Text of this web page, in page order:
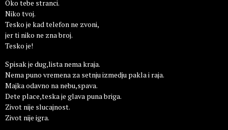
Oko tebe stranci.
Niko tvoj.
Tesko je kad telefon ne zvoni,
jer ti niko ne zna broj.
Tesko je!
Spisak je dug,lista nema kraja.
Nema puno vremena za setnju izmedju pakla i raja.
Majka odavno na nebu,spava.
Dete place,teska je glava puna briga.
Zivot nije slucajnost.
Zivot nije igra.